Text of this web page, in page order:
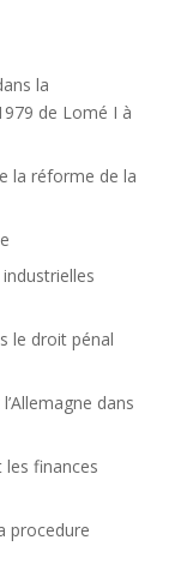
la
de Lomé I à
la réforme de la
le droit pénal
dans
les finances
procedure